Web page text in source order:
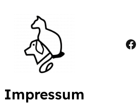
springen
Facebook
Impressum